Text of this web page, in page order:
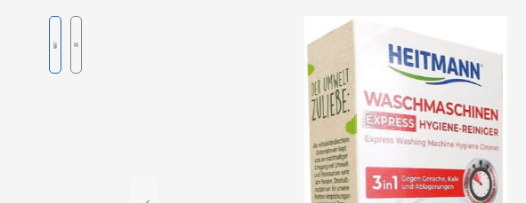
Bildergalerie überspringen